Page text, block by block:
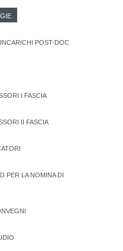
INCARICHI POST-DOC
I FASCIA
II FASCIA
PER LA NOMINA DI